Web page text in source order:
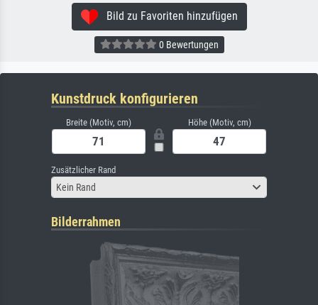
Bild zu Favoriten hinzufügen
0 Bewertungen
Kunstdruck konfigurieren
Breite (Motiv, cm) Höhe (Motiv, cm)
Zusätzlicher Rand
Kein Rand
Bilderrahmen